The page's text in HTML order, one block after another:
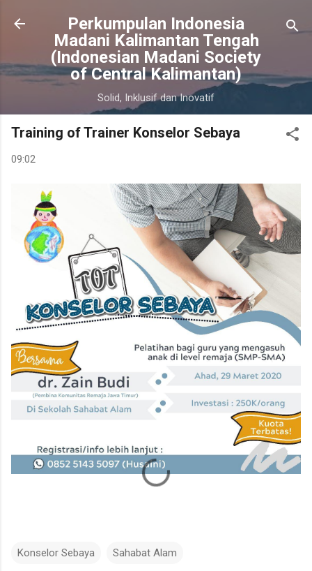
Langsung ke konten utama
Perkumpulan Indonesia
Madani Kalimantan Tengah
(Indonesian Madani Society
of Central Kalimantan)
Solid, Inklusif dan Inovatif
Training of Trainer Konselor Sebaya
09:02
Konselor Sebaya Sahabat Alam